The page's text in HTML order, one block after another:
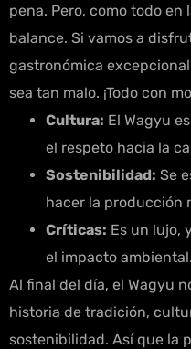
pena. Pero, como todo
balance. Si vamos a
gastronómica
sea tan malo. ¡Todo con
Cultura: El Wagyu
el respeto hacia la
Sostenibilidad: Se
hacer la producción
Críticas: Es un lujo,
el impacto ambiental.
Al final del día, el Wagyu
historia de tradición,
sostenibilidad. Así que la